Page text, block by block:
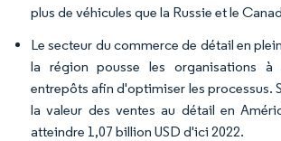
plus de véhicules que la Russie et le
Le secteur du commerce de détail en
la région pousse les organisations à
entrepôts afin d'optimiser les processus.
la valeur des ventes au détail en
atteindre 1,07 billion USD d'ici 2022.